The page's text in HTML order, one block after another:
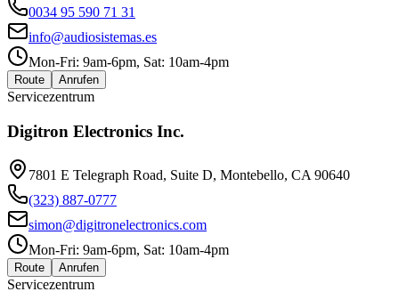
0034 95 590 71 31
info@audiosistemas.es
Mon-Fri: 9am-6pm, Sat: 10am-4pm
Route Anrufen
Servicezentrum
Digitron Electronics Inc.
7801 E Telegraph Road, Suite D, Montebello, CA 90640
(323) 887-0777
simon@digitronelectronics.com
Mon-Fri: 9am-6pm, Sat: 10am-4pm
Route Anrufen
Servicezentrum